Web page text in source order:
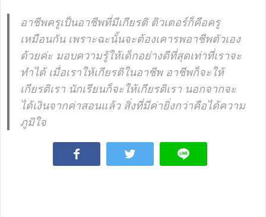
อาชีพครูเป็นอาชีพที่มีเกียรติ ติวเตอร์ก็คือครู
เหมือนกัน เพราะฉะนั้นจะต้องเคารพอาชีพตัวเอง
ด้วยค่ะ มอบความรู้ให้เด็กอย่างดีที่สุดเท่าที่เราจะ
ทำได้ เมื่อเราให้เกียรติในอาชีพ อาชีพก็จะให้
เกียรติเรา นักเรียนก็จะให้เกียรติเรา นอกจากจะ
ได้เงินจากค่าสอนแล้ว สิ่งที่มีค่ายิ่งกว่าคือได้ความ
ภูมิใจ